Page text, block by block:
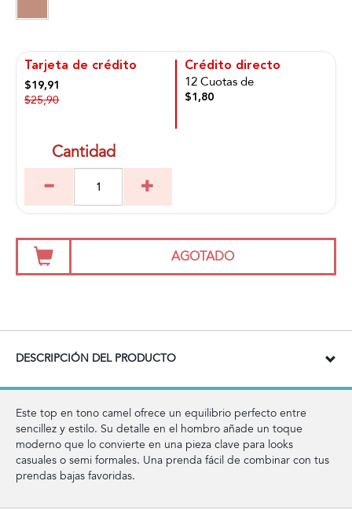
Tarjeta de crédito
$19,91
$25,90
Crédito directo
12 Cuotas de
$1,80
Cantidad
AGOTADO
DESCRIPCIÓN DEL PRODUCTO
Este top en tono camel ofrece un equilibrio perfecto entre
sencillez y estilo. Su detalle en el hombro añade un toque
moderno que lo convierte en una pieza clave para looks
casuales o semi formales. Una prenda fácil de combinar con tus
prendas bajas favoridas.